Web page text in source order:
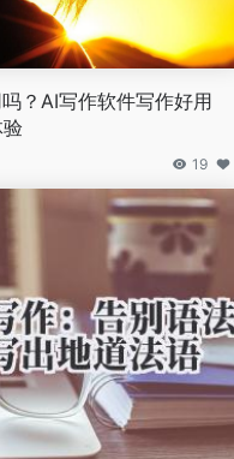
？AI写作软件写作好用
19